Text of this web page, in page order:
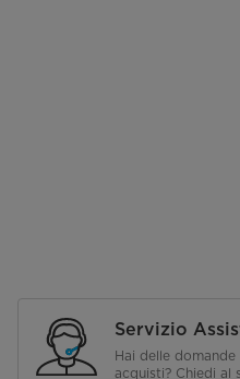
Servizio
Hai delle
acquisti? Chiedi al